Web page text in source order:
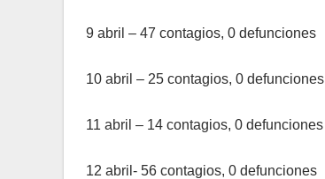
9 abril – 47 contagios, 0 defunciones
10 abril – 25 contagios, 0 defunciones
11 abril – 14 contagios, 0 defunciones
12 abril- 56 contagios, 0 defunciones